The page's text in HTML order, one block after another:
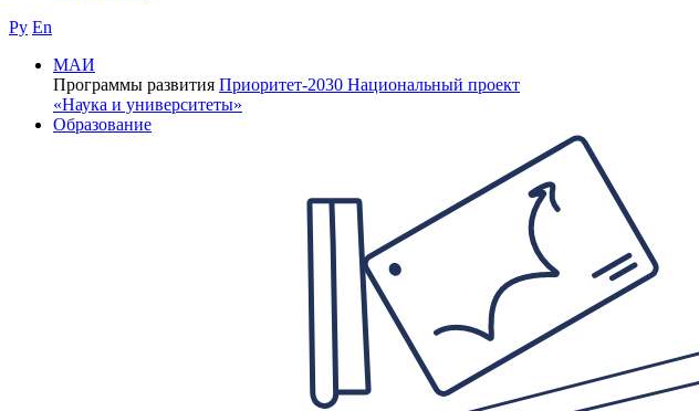
Ру En
МАИ
Программы развития Приоритет-2030 Национальный проект
«Наука и университеты»
Образование